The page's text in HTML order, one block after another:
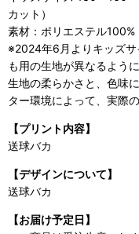
カット）
素材：ポリエステル100%
※2024年6月よりキッズ
も用の生地が異なるよう
生地の柔らかさと、色味
ター環境によって、実際
【プリント内容】
送球バカ
【デザインについて】
送球バカ
【お届け予定日】